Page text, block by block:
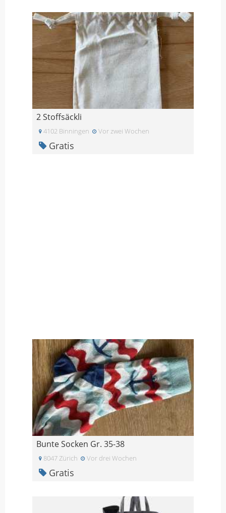
2 Stoffsäckli
4102 Binningen Vor zwei Wochen
Gratis
Bunte Socken Gr. 35-38
8047 Zürich Vor drei Wochen
Gratis